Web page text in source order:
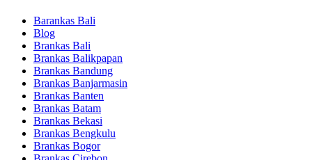
Barankas Bali
Blog
Brankas Bali
Brankas Balikpapan
Brankas Bandung
Brankas Banjarmasin
Brankas Banten
Brankas Batam
Brankas Bekasi
Brankas Bengkulu
Brankas Bogor